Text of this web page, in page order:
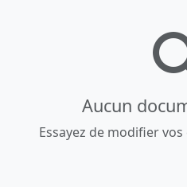
Aucun
Essayez de modifier